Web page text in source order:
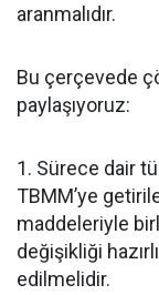
aranmalıdır.
Bu çerçevede
paylaşıyoruz:
1. Sürece dair
TBMM’ye
maddeleriyle
değişikliği
edilmelidir.